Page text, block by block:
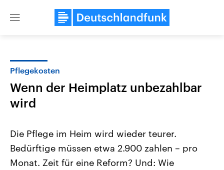
Close
Pflegekosten
Wenn der Heimplatz unbezahlbar
wird
Die Pflege im Heim wird wieder teurer.
Bedürftige müssen etwa 2.900 zahlen – pro
Monat. Zeit für eine Reform? Und: Wie